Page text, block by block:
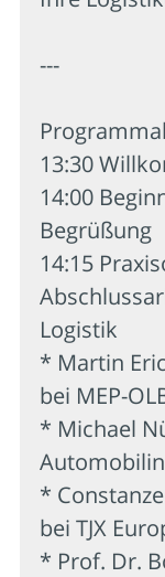
---
13:30
14:00
Begrüßung
14:15
Logistik
* Martin
bei MEP-
* Michael
*
bei TJX
* Prof. Dr.